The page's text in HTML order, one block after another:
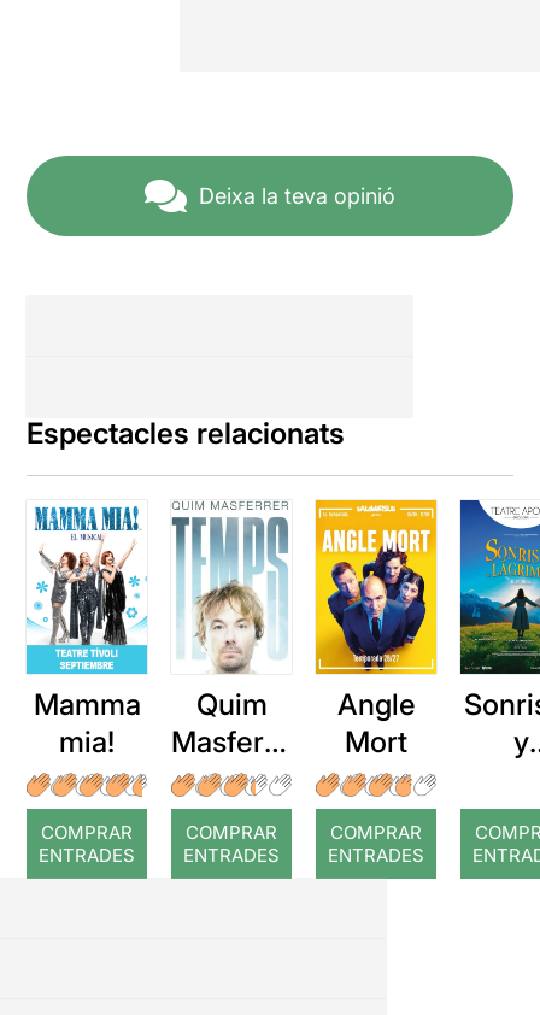
Deixa la teva opinió
Espectacles relacionats
Mamma
mia!
COMPRAR
ENTRADES
Quim
Masferre
r: Temps
COMPRAR
ENTRADES
Angle
Mort
COMPRAR
ENTRADES
y